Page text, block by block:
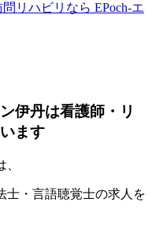
リハビリなら EPoch-エ
伊丹は看護師・リ
ます
士・言語聴覚士の求人を